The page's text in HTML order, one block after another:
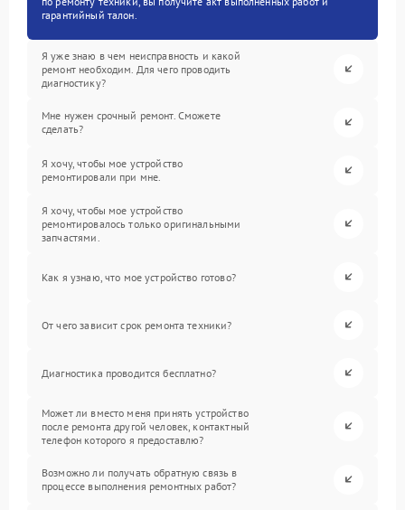
гарантийный талон.
Я уже знаю в чем неисправность и какой
ремонт необходим. Для чего проводить
диагностику?
Мне нужен срочный ремонт. Сможете
сделать?
Я хочу, чтобы мое устройство
ремонтировали при мне.
Я хочу, чтобы мое устройство
ремонтировалось только оригинальными
запчастями.
Как я узнаю, что мое устройство готово?
От чего зависит срок ремонта техники?
Диагностика проводится бесплатно?
Может ли вместо меня принять устройство
после ремонта другой человек, контактный
телефон которого я предоставлю?
Возможно ли получать обратную связь в
процессе выполнения ремонтных работ?